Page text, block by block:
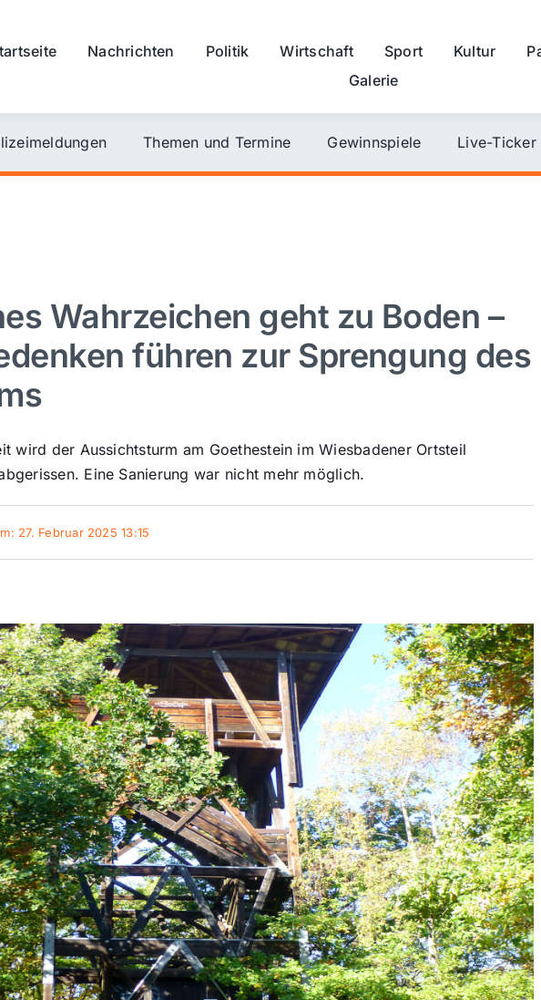
Nachrichten Politik Wirtschaft Sport Kultur
Galerie
Themen und Termine Gewinnspiele Live-Ticker
Wahrzeichen geht zu Boden –
führen zur Sprengung des
wird der Aussichtsturm am Goethestein im Wiesbadener Ortsteil
Eine Sanierung war nicht mehr möglich.
27. Februar 2025 13:15